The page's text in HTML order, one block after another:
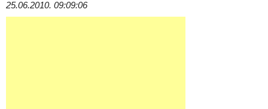
25.06.2010. 09:09:06